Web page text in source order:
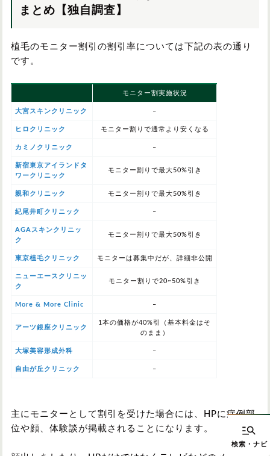
まとめ【独自調査】
植毛のモニター割引の割引率については下記の表の通り
です。
モニター割実施状況
大宮スキンクリニック –
ヒロクリニック モニター割りで通常より安くなる
カミノクリニック –
新宿東京アイランドタ
ワークリニック
モニター割りで最大50%引き
親和クリニック モニター割りで最大50%引き
紀尾井町クリニック –
AGAスキンクリニッ
ク
モニター割りで最大50%引き
東京植毛クリニック モニターは募集中だが、詳細非公開
ニューエースクリニッ
ク
モニター割りで20~50%引き
More & More Clinic –
アーツ銀座クリニック
1本の価格が40%引（基本料金はそ
のまま）
大塚美容形成外科 –
自由が丘クリニック –
主にモニターとして割引を受けた場合には、HPに症例部
位や顔、体験談が掲載されることになります。